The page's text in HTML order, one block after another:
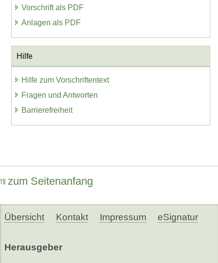
Vorschrift als PDF
Anlagen als PDF
Hilfe
Hilfe zum Vorschriftentext
Fragen und Antworten
Barrierefreiheit
zum Seitenanfang
Übersicht Kontakt Impressum eSignatur
Herausgeber